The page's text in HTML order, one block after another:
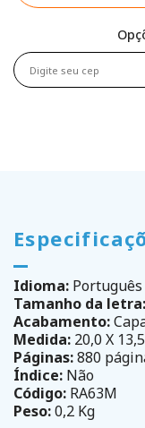
Idioma: Português
Tamanho da letra:
Acabamento:
Medida: 20,0 X
Páginas:880
Índice: Não
Código: RA63M
Peso:0,2 Kg